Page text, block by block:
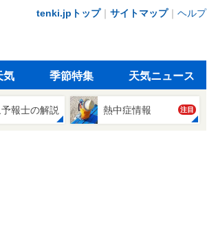
tenki.jpトップ｜ サイトマップ｜ ヘルプ
気 季節特集 天気ニュース
報士の解説 熱中症情報 注目